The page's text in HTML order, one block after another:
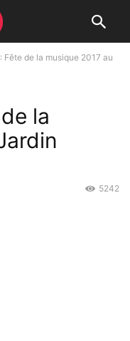
Fête de la musique 2017 au
la
5242